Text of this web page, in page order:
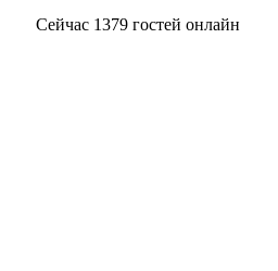
Сейчас 1379 гостей онлайн